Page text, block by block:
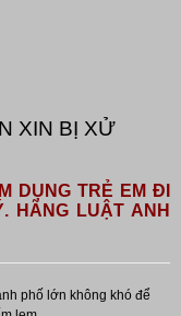
XIN BỊ XỬ
DỤNG TRẺ EM ĐI
HÃNG LUẬT ANH
phố lớn không khó để